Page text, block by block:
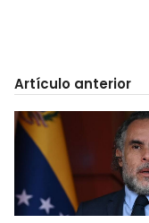
Artículo anterior